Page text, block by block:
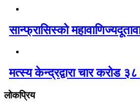
सान्फ्रासिस्को
मत्स्य केन्द्रद्वारा चार करोड
लोकप्रिय